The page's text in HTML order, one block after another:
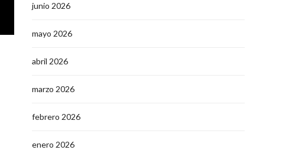
junio 2026
mayo 2026
abril 2026
marzo 2026
febrero 2026
enero 2026